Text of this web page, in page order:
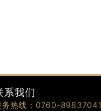
系我们
务热线：0760-89837041